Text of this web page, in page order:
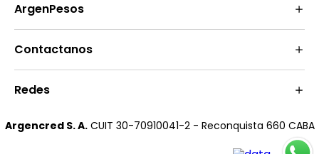
ArgenPesos
Contactanos
Redes
Argencred S. A.CUIT 30-70910041-2 - Reconquista 660 CABA